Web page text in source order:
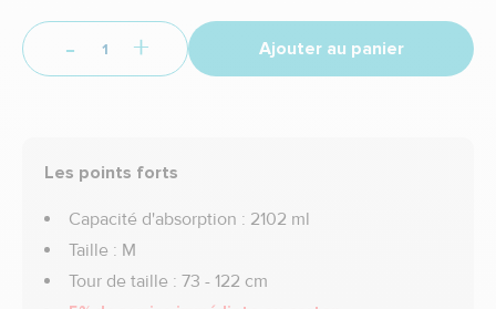
- + Ajouter au panier
Les points forts
Capacité d'absorption : 2102 ml
Taille : M
Tour de taille : 73 - 122 cm